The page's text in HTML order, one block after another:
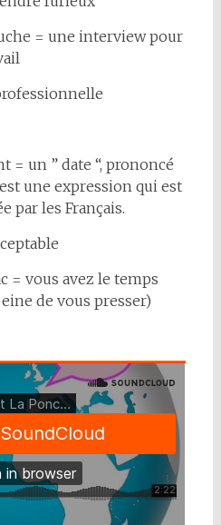
= une interview pour
= un ” date “, prononcé
une expression qui est
par les Français.
= vous avez le temps
de vous presser)